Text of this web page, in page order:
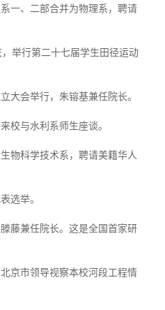
一、二部合并为物理系，聘请
举行第二十七届学生田径运动
大会举行，朱镕基兼任院长。
校与水利系师生座谈。
物科学技术系，聘请美籍华人
选举。
藤兼任院长。这是全国首家研
京市领导视察本校河段工程情